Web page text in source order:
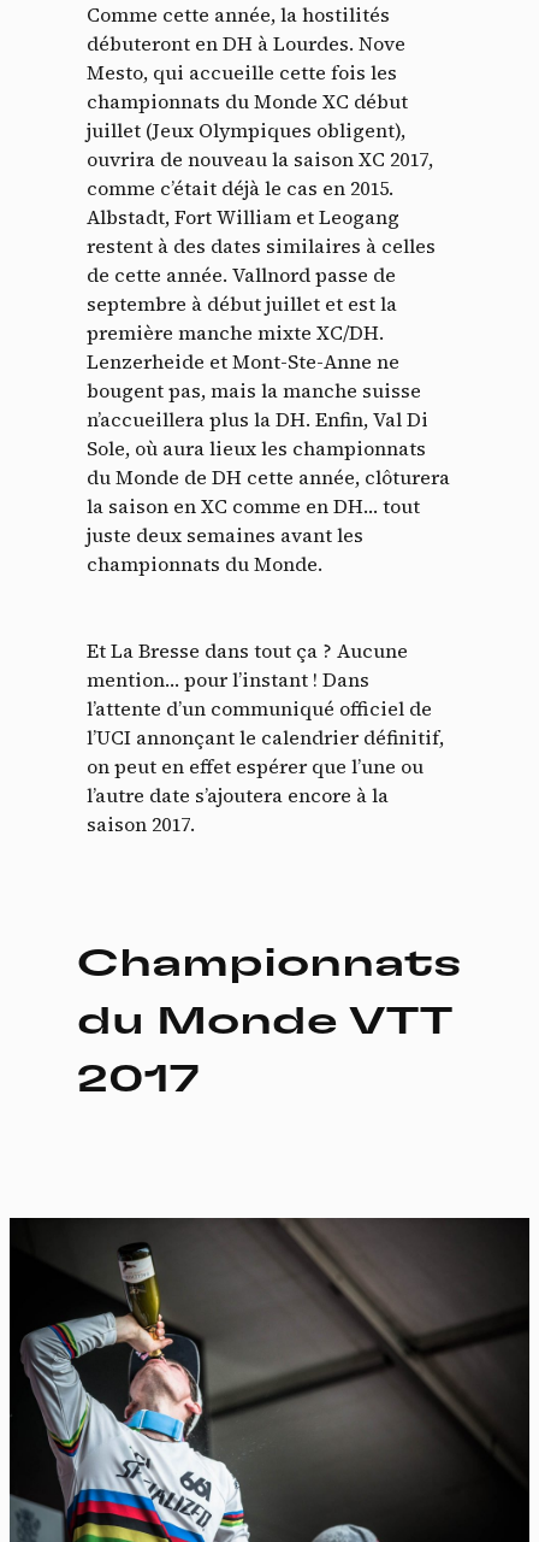
Comme cette année, la hostilités
débuteront en DH à Lourdes. Nove
Mesto, qui accueille cette fois les
championnats du Monde XC début
juillet (Jeux Olympiques obligent),
ouvrira de nouveau la saison XC 2017,
comme c’était déjà le cas en 2015.
Albstadt, Fort William et Leogang
restent à des dates similaires à celles
de cette année. Vallnord passe de
septembre à début juillet et est la
première manche mixte XC/DH.
Lenzerheide et Mont-Ste-Anne ne
bougent pas, mais la manche suisse
n’accueillera plus la DH. Enfin, Val Di
Sole, où aura lieux les championnats
du Monde de DH cette année, clôturera
la saison en XC comme en DH… tout
juste deux semaines avant les
championnats du Monde.
Et La Bresse dans tout ça ? Aucune
mention… pour l’instant ! Dans
l’attente d’un communiqué officiel de
l’UCI annonçant le calendrier définitif,
on peut en effet espérer que l’une ou
l’autre date s’ajoutera encore à la
saison 2017.
Championnats
du Monde VTT
2017